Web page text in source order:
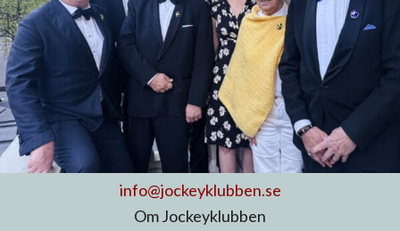
info@jockeyklubben.se
Om Jockeyklubben